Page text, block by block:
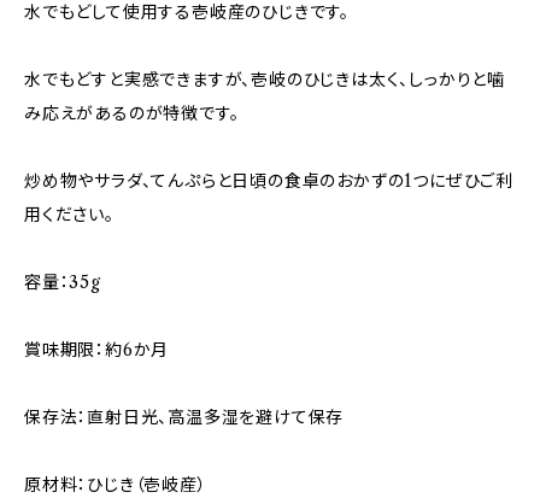
水でもどして使用する壱岐産のひじきです。
水でもどすと実感できますが、壱岐のひじきは太く、しっかりと噛
み応えがあるのが特徴です。
炒め物やサラダ、てんぷらと日頃の食卓のおかずの1つにぜひご利
用ください。
容量：35g
賞味期限：約6か月
保存法：直射日光、高温多湿を避けて保存
原材料：ひじき（壱岐産）